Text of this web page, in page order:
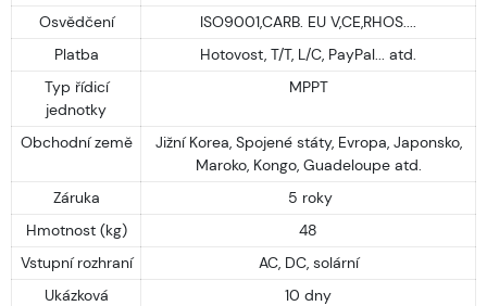
Osvědčení
ISO9001,CARB. EU V,CE,RHOS....
Platba
Hotovost, T/T, L/C, PayPal... atd.
Typ řídicí
jednotky
MPPT
Obchodní země
Jižní Korea, Spojené státy, Evropa, Japonsko,
Maroko, Kongo, Guadeloupe atd.
Záruka
5 roky
Hmotnost (kg)
48
Vstupní rozhraní
AC, DC, solární
Ukázková
10 dny